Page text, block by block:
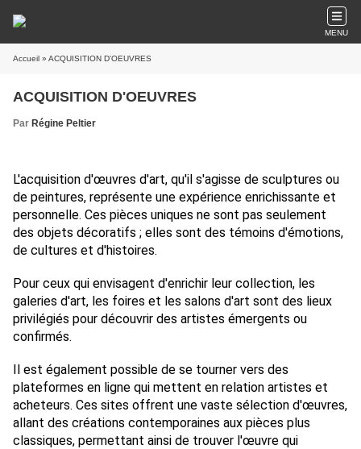
MENU
Accueil » ACQUISITION D'OEUVRES
ACQUISITION D'OEUVRES
Par Régine Peltier
L'acquisition d'œuvres d'art, qu'il s'agisse de sculptures ou
de peintures, représente une expérience enrichissante et
personnelle. Ces pièces uniques ne sont pas seulement
des objets décoratifs ; elles sont des témoins d'émotions,
de cultures et d'histoires.
Pour ceux qui envisagent d'enrichir leur collection, les
galeries d'art, les foires et les salons d'art sont des lieux
privilégiés pour découvrir des artistes émergents ou
confirmés.
Il est également possible de se tourner vers des
plateformes en ligne qui mettent en relation artistes et
acheteurs. Ces sites offrent une vaste sélection d'œuvres,
allant des créations contemporaines aux pièces plus
classiques, permettant ainsi de trouver l'œuvre qui